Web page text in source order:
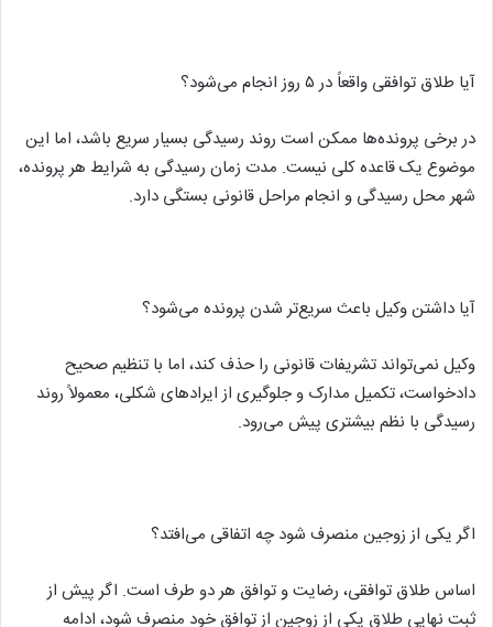
آیا طلاق توافقی واقعاً در ۵ روز انجام می‌شود؟
در برخی پرونده‌ها ممکن است روند رسیدگی بسیار سریع باشد، اما این
موضوع یک قاعده کلی نیست. مدت زمان رسیدگی به شرایط هر پرونده،
شهر محل رسیدگی و انجام مراحل قانونی بستگی دارد.
آیا داشتن وکیل باعث سریع‌تر شدن پرونده می‌شود؟
وکیل نمی‌تواند تشریفات قانونی را حذف کند، اما با تنظیم صحیح
دادخواست، تکمیل مدارک و جلوگیری از ایرادهای شکلی، معمولاً روند
رسیدگی با نظم بیشتری پیش می‌رود.
اگر یکی از زوجین منصرف شود چه اتفاقی می‌افتد؟
اساس طلاق توافقی، رضایت و توافق هر دو طرف است. اگر پیش از
ثبت نهایی طلاق یکی از زوجین از توافق خود منصرف شود، ادامه